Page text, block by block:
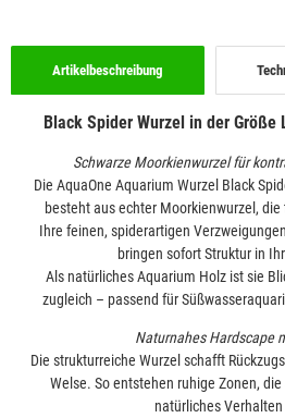
Artikelbeschreibung
Black Spider Wurzelin der Größe
Schwarze Moorkienwurzel für
Die AquaOne Aquarium Wurzel Black
besteht aus echter Moorkienwurzel,
Ihre feinen, spiderartigen
bringen sofort Struktur in
Als natürliches Aquarium Holz ist sie
zugleich – passend für
Naturnahes Hardscape
Die strukturreiche Wurzel schafft
Welse. So entstehen ruhige Zonen,
natürliches